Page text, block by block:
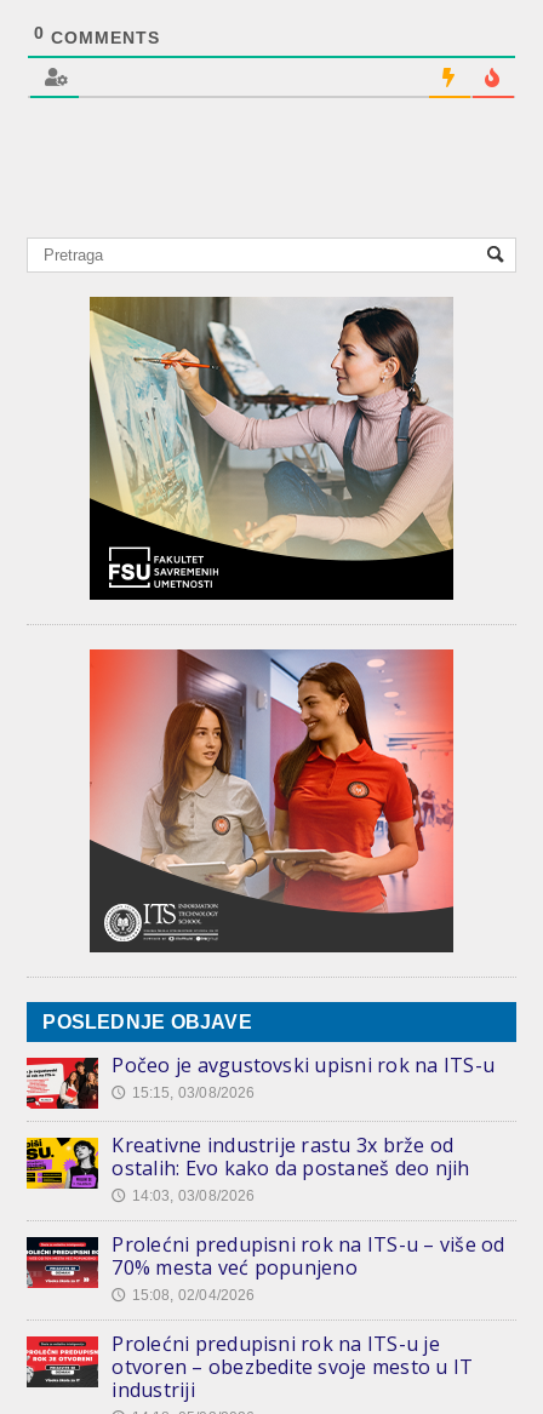
0 COMMENTS
POSLEDNJE OBJAVE
Počeo je avgustovski upisni rok na ITS-u
🕔 15:15, 03/08/2026
Kreativne industrije rastu 3x brže od
ostalih: Evo kako da postaneš deo njih
🕔 14:03, 03/08/2026
Prolećni predupisni rok na ITS-u – više od
70% mesta već popunjeno
🕔 15:08, 02/04/2026
Prolećni predupisni rok na ITS-u je
otvoren – obezbedite svoje mesto u IT
industriji